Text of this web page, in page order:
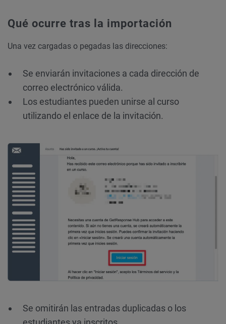
Qué ocurre tras la importación
Una vez cargadas o pegadas las direcciones:
Se enviarán invitaciones a cada dirección de
correo electrónico válida.
Los estudiantes pueden unirse al curso
utilizando el enlace de la invitación.
Se omitirán las entradas duplicadas o los